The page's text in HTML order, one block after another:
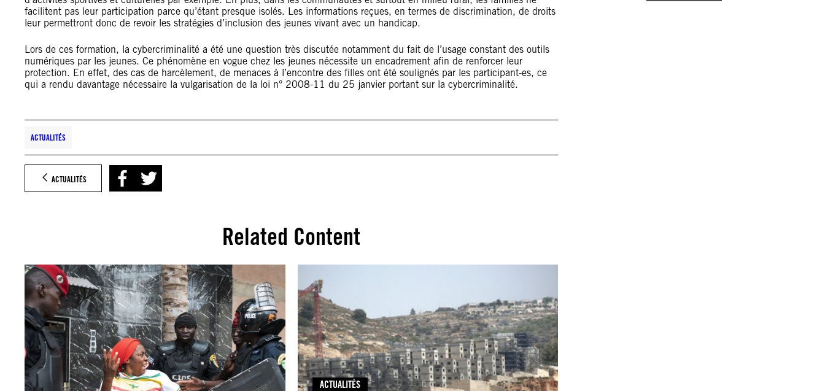
facilitent pas leur participation parce qu’étant presque isolés. Les informations reçues, en termes de discrimination, de droits
leur permettront donc de revoir les stratégies d’inclusion des jeunes vivant avec un handicap.
Lors de ces formation, la cybercriminalité a été une question très discutée notamment du fait de l’usage constant des outils
numériques par les jeunes. Ce phénomène en vogue chez les jeunes nécessite un encadrement afin de renforcer leur
protection. En effet, des cas de harcèlement, de menaces à l’encontre des filles ont été soulignés par les participant-es, ce
qui a rendu davantage nécessaire la vulgarisation de la loi n° 2008-11 du 25 janvier portant sur la cybercriminalité.
ACTUALITÉS
ACTUALITÉS
Related Content
ACTUALITÉS